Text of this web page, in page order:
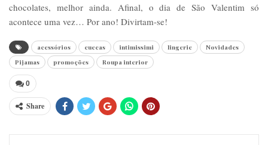
chocolates, melhor ainda. Afinal, o dia de São Valentim só
acontece uma vez… Por ano! Divirtam-se!
acessórios cuecas intimissimi lingerie
Novidades
Pijamas
promoções Roupa interior
0
Share